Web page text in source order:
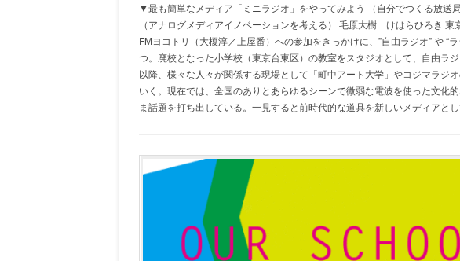
▼最も簡単なメディア「ミニラジオ」をやってみよう （自分でつくる放
（アナログメディアイノベーションを考える） 毛原大樹 けはらひろき
FMヨコトリ（大榎淳／上屋番）への参加をきっかけに、”自由ラジオ” や “
つ。廃校となった小学校（東京台東区）の教室をスタジオとして、自由ラ
以降、様々な人々が関係する現場として「町中アート大学」やコジマラジ
いく。現在では、全国のありとあらゆるシーンで微弱な電波を使った文化
ま話題を打ち出している。一見すると前時代的な道具を新しいメディアとし